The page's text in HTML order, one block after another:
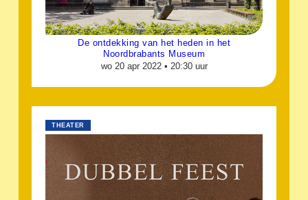
De ontdekking van het heden in het
Noordbrabants Museum
wo 20 apr 2022 • 20:30 uur
THEATER